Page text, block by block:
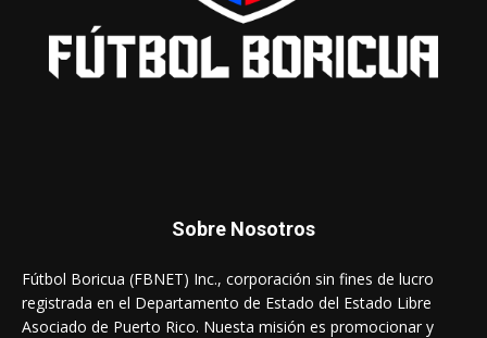
Sobre Nosotros
Fútbol Boricua (FBNET) Inc., corporación sin fines de lucro
registrada en el Departamento de Estado del Estado Libre
Asociado de Puerto Rico. Nuesta misión es promocionar y